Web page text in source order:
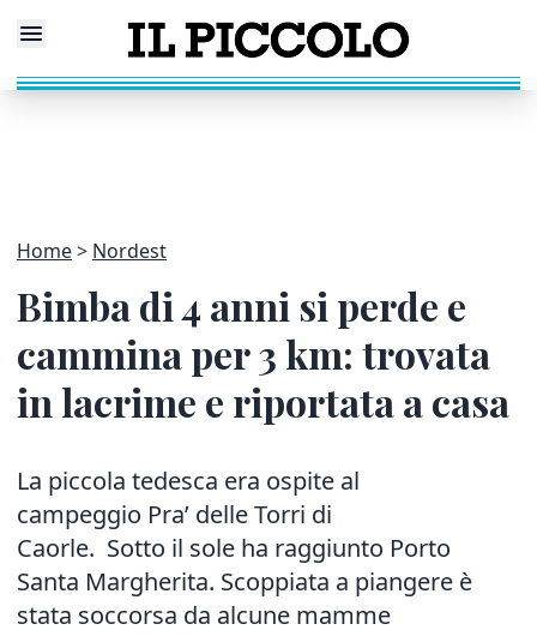
Home Nordest
Bimba di 4 anni si perde e
cammina per 3 km: trovata
in lacrime e riportata a casa
La piccola tedesca era ospite al
campeggio Pra’ delle Torri di
Caorle. Sotto il sole ha raggiunto Porto
Santa Margherita. Scoppiata a piangere è
stata soccorsa da alcune mamme